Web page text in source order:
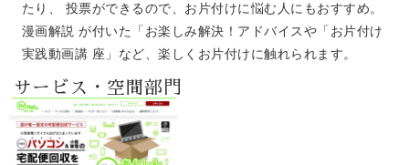
たり、 投票ができるので、お片付けに悩む人にもおすすめ。
漫画解説 が付いた「お楽しみ解決！アドバイスや「お片付け
実践動画講 座」など、楽しくお片付けに触れられます。
サービス・空間部門